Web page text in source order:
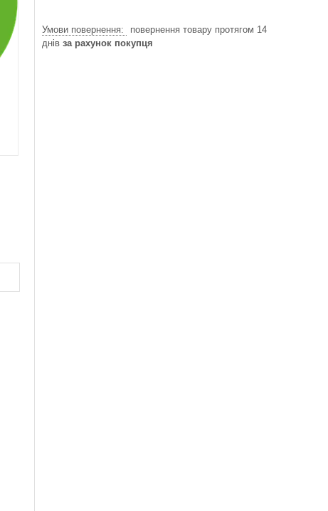
повернення товару протягом 14
днів за рахунок покупця